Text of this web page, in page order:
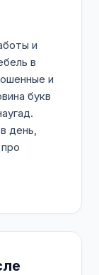
и
в
и
букв
день,